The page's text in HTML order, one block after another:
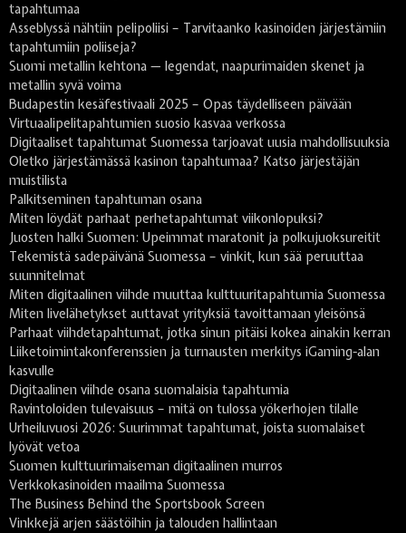
tapahtumaa
Asseblyssä nähtiin pelipoliisi – Tarvitaanko kasinoiden järjestämiin
tapahtumiin poliiseja?
Suomi metallin kehtona — legendat, naapurimaiden skenet ja
metallin syvä voima
Budapestin kesäfestivaali 2025 – Opas täydelliseen päivään
Virtuaalipelitapahtumien suosio kasvaa verkossa
Digitaaliset tapahtumat Suomessa tarjoavat uusia mahdollisuuksia
Oletko järjestämässä kasinon tapahtumaa? Katso järjestäjän
muistilista
Palkitseminen tapahtuman osana
Miten löydät parhaat perhetapahtumat viikonlopuksi?
Juosten halki Suomen: Upeimmat maratonit ja polkujuoksureitit
Tekemistä sadepäivänä Suomessa – vinkit, kun sää peruuttaa
suunnitelmat
Miten digitaalinen viihde muuttaa kulttuuritapahtumia Suomessa
Miten livelähetykset auttavat yrityksiä tavoittamaan yleisönsä
Parhaat viihdetapahtumat, jotka sinun pitäisi kokea ainakin kerran
Liiketoimintakonferenssien ja turnausten merkitys iGaming-alan
kasvulle
Digitaalinen viihde osana suomalaisia tapahtumia
Ravintoloiden tulevaisuus – mitä on tulossa yökerhojen tilalle
Urheiluvuosi 2026: Suurimmat tapahtumat, joista suomalaiset
lyövät vetoa
Suomen kulttuurimaiseman digitaalinen murros
Verkkokasinoiden maailma Suomessa
The Business Behind the Sportsbook Screen
Vinkkejä arjen säästöihin ja talouden hallintaan